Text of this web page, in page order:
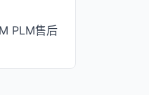
PLM售后